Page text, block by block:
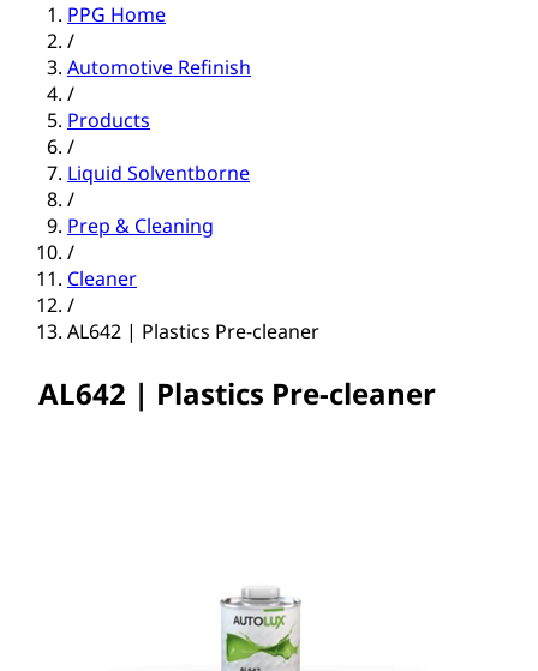
PPG Home
/
Automotive Refinish
/
Products
/
Liquid Solventborne
/
Prep & Cleaning
/
Cleaner
/
AL642 | Plastics Pre-cleaner
AL642 | Plastics Pre-cleaner